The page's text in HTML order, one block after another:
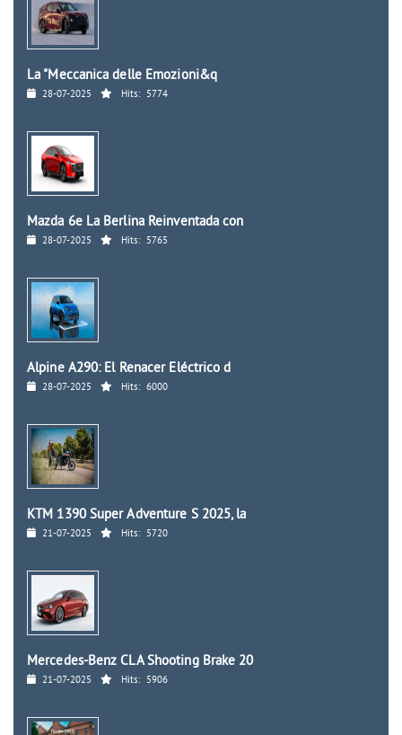
La "Meccanica delle Emozioni&q
28-07-2025 Hits: 5774
Mazda 6e La Berlina Reinventada con
28-07-2025 Hits: 5765
Alpine A290: El Renacer Eléctrico d
28-07-2025 Hits: 6000
KTM 1390 Super Adventure S 2025, la
21-07-2025 Hits: 5720
Mercedes-Benz CLA Shooting Brake 20
21-07-2025 Hits: 5906